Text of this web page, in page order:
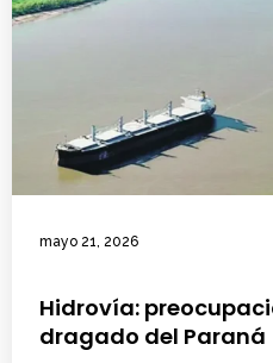
mayo 21, 2026
Hidrovía:
dragado del Paraná